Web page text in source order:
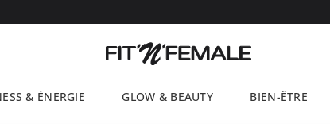
& ÉNERGIE GLOW & BEAUTY BIEN-ÊTRE